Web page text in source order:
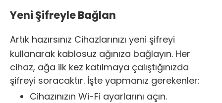
Yeni Şifreyle Bağlan
Artık hazırsınız Cihazlarınızı yeni şifreyi
kullanarak kablosuz ağınıza bağlayın. Her
cihaz, ağa ilk kez katılmaya çalıştığınızda
şifreyi soracaktır. İşte yapmanız gerekenler:
Cihazınızın Wi-Fi ayarlarını açın.